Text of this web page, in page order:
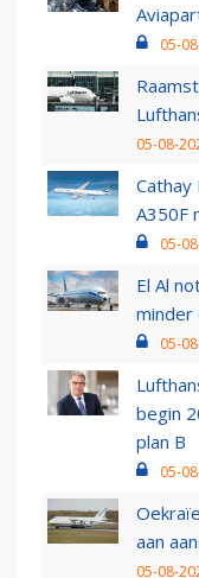
05-
05-08-
A350F
05-
El Al
minder
05-
begin
plan B
05-
aan
05-08-